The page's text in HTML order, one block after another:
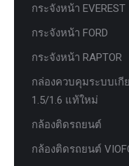
กระจังหน้า EVEREST
กระจังหน้า FORD
กระจังหน้า RAPTOR
กล่องควบคุมระบบเกี
1.5/1.6 แท้ใหม่
กล้องติดรถยนต์
กล้องติดรถยนต์